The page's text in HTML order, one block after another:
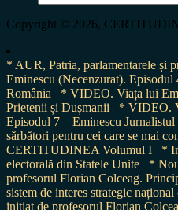
for:
Copyright © 2026,
* AUR, Patria, parlamentarele și
Eminescu (Necenzurat).
România
* VIDEO. Viața lui
Prietenii și Dușmanii
* VIDEO.
Episodul 7 – Eminescu
sărbători pentru cei care se mai
CERTITUDINEA Volumul I
*
electorală din Statele Unite
*
profesorul Florian Colceag.
sistem de interes strategic
inițiat de profesorul Florian